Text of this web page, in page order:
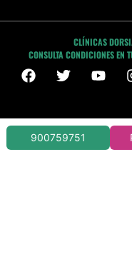
CLÍNICAS
CONSULTA CONDICIONES EN
900759751